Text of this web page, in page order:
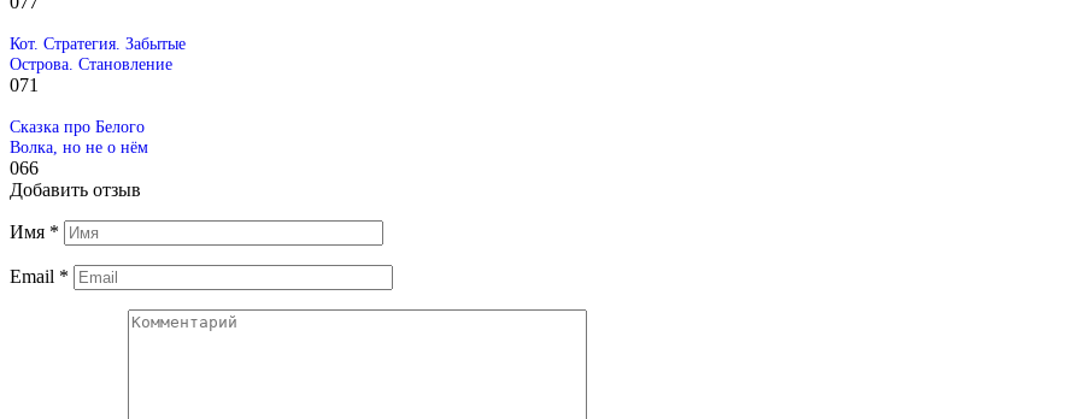
Кот. Стратегия. Забытые
Острова. Становление
071
Сказка про Белого
Волка, но не о нём
066
Добавить отзыв
Имя *
Email *